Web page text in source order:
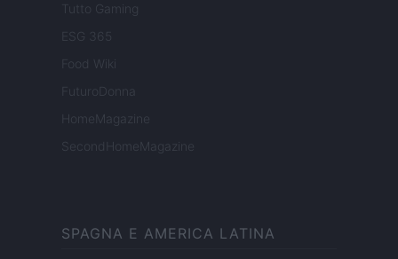
Tutto Gaming
ESG 365
Food Wiki
FuturoDonna
HomeMagazine
SecondHomeMagazine
SPAGNA E AMERICA LATINA